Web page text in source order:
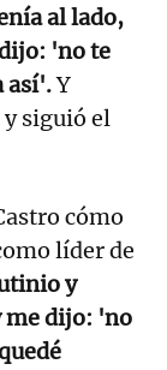
al lado,
'no te
así'.Y
y siguió el
cómo
líder de
y
me dijo: 'no